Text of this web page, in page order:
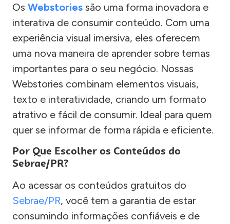
Os Webstories são uma forma inovadora e
interativa de consumir conteúdo. Com uma
experiência visual imersiva, eles oferecem
uma nova maneira de aprender sobre temas
importantes para o seu negócio. Nossas
Webstories combinam elementos visuais,
texto e interatividade, criando um formato
atrativo e fácil de consumir. Ideal para quem
quer se informar de forma rápida e eficiente.
Por Que Escolher os Conteúdos do
Sebrae/PR?
Ao acessar os conteúdos gratuitos do
Sebrae/PR, você tem a garantia de estar
consumindo informações confiáveis e de